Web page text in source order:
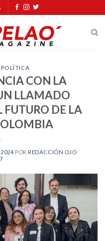
POLÍTICA
CON LA
LLAMADO
FUTURO DE LA
2024 POR REDACCIÓN OJO